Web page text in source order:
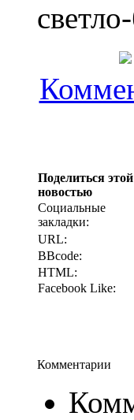
Поделиться этой
новостью
Социальные
закладки:
URL:
BBcode:
HTML:
Facebook Like:
Комментарии